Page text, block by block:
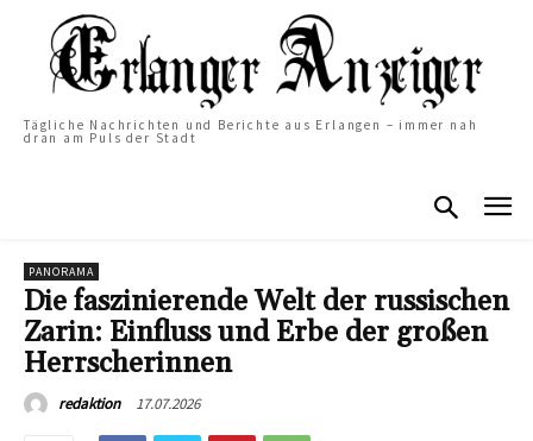
Tägliche Nachrichten und Berichte aus Erlangen – immer nah
dran am Puls der Stadt
PANORAMA
Die faszinierende Welt der russischen
Zarin: Einfluss und Erbe der großen
Herrscherinnen
redaktion 17.07.2026